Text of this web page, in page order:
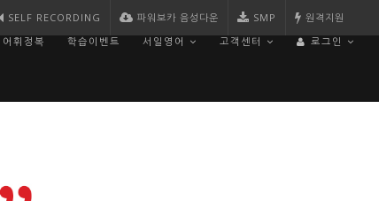
SELF RECORDING 파워보카 음성다운 SMP
원격지원
어휘정복 학습이벤트 서일영어 고객센터 로그인